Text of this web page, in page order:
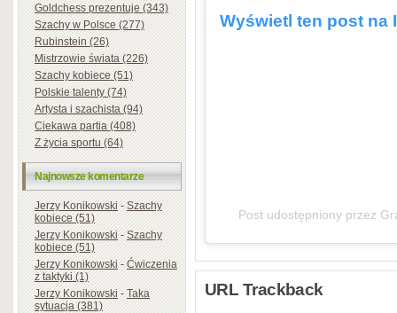
Goldchess prezentuje (343)
Szachy w Polsce (277)
Rubinstein (26)
Mistrzowie świata (226)
Szachy kobiece (51)
Polskie talenty (74)
Artysta i szachista (94)
Ciekawa partia (408)
Z życia sportu (64)
Najnowsze komentarze
Jerzy Konikowski-Szachy
kobiece (51)
Jerzy Konikowski-Szachy
kobiece (51)
Jerzy Konikowski-Ćwiczenia
z taktyki (1)
Jerzy Konikowski-Taka
sytuacja (381)
Wyświetl ten post na
Post udostępniony przez
URL Trackback